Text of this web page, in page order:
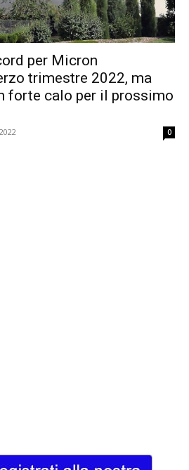
per Micron
trimestre 2022, ma
forte calo per il prossimo
0